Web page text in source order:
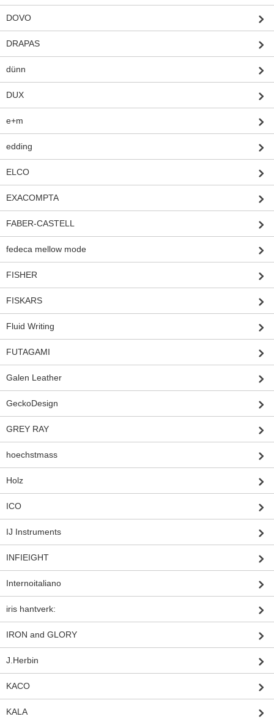
DOVO
DRAPAS
dünn
DUX
e+m
edding
ELCO
EXACOMPTA
FABER-CASTELL
fedeca mellow mode
FISHER
FISKARS
Fluid Writing
FUTAGAMI
Galen Leather
GeckoDesign
GREY RAY
hoechstmass
Holz
ICO
IJ Instruments
INFIEIGHT
Internoitaliano
iris hantverk:
IRON and GLORY
J.Herbin
KACO
KALA